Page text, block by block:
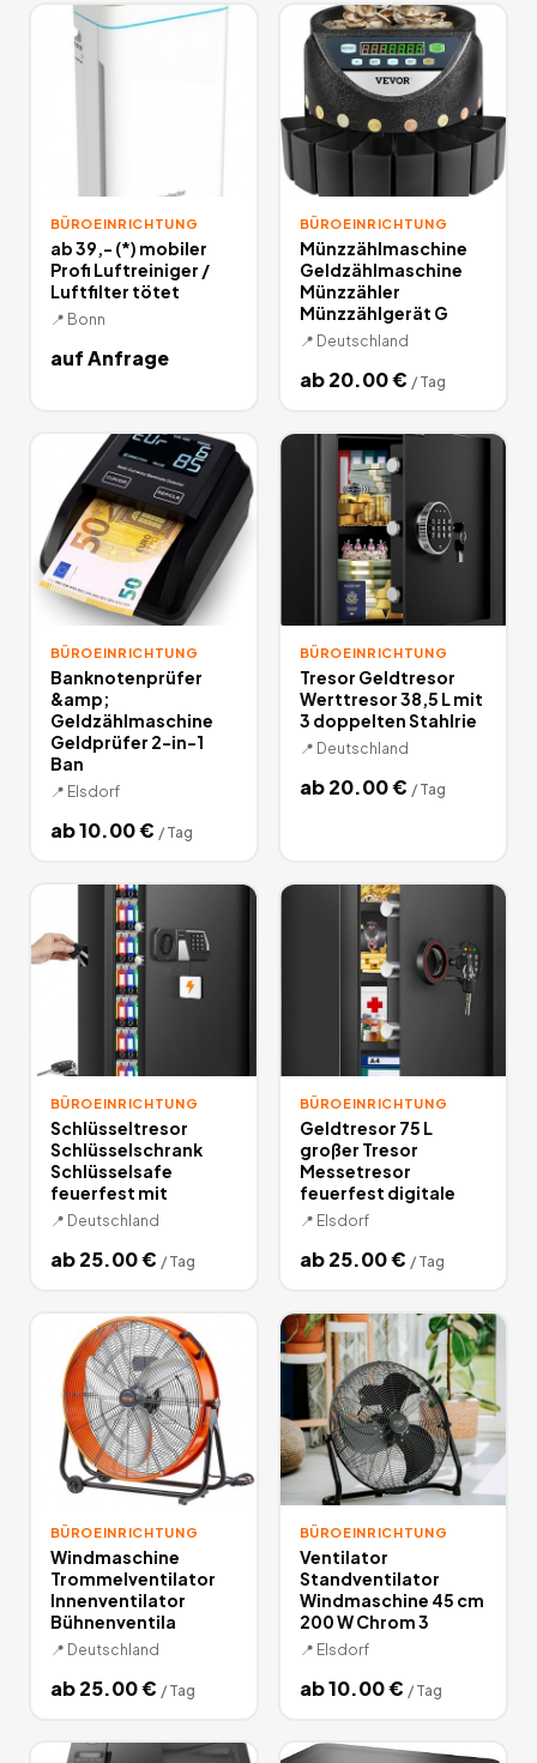
BÜROEINRICHTUNG
ab 39,- (*) mobiler
Profi Luftreiniger /
Luftfilter tötet
📍 Bonn
auf Anfrage
BÜROEINRICHTUNG
Münzzählmaschine
Geldzählmaschine
Münzzähler
Münzzählgerät G
📍 Deutschland
ab20.00€ / Tag
BÜROEINRICHTUNG
Banknotenprüfer
&amp;
Geldzählmaschine
Geldprüfer 2-in-1
Ban
📍 Elsdorf
ab10.00€ / Tag
BÜROEINRICHTUNG
Tresor Geldtresor
Werttresor 38,5 L mit
3 doppelten Stahlrie
📍 Deutschland
ab20.00€ / Tag
BÜROEINRICHTUNG
Schlüsseltresor
Schlüsselschrank
Schlüsselsafe
feuerfest mit
📍 Deutschland
ab25.00€ / Tag
BÜROEINRICHTUNG
Geldtresor 75 L
großer Tresor
Messetresor
feuerfest digitale
📍 Elsdorf
ab25.00€ / Tag
BÜROEINRICHTUNG
Windmaschine
Trommelventilator
Innenventilator
Bühnenventila
📍 Deutschland
ab25.00€ / Tag
BÜROEINRICHTUNG
Ventilator
Standventilator
Windmaschine 45 cm
200 W Chrom 3
📍 Elsdorf
ab10.00€ / Tag